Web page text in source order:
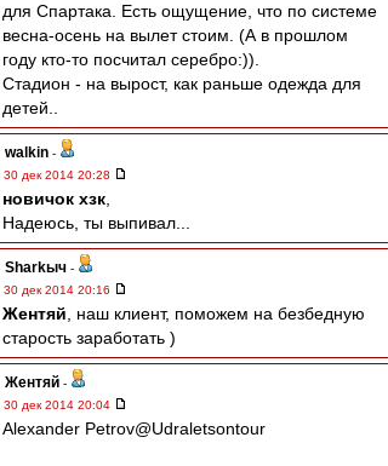
для Спартака. Есть ощущение, что по системе
весна-осень на вылет стоим. (А в прошлом
году кто-то посчитал серебро:)).
Стадион - на вырост, как раньше одежда для
детей..
walkin -
30 дек 2014 20:28
новичок хзк
Надеюсь, ты выпивал...
Sharkыч -
30 дек 2014 20:16
Жентяй , наш клиент, поможем на безбедную
старость заработать )
Жентяй -
30 дек 2014 20:04
Alexander Petrov@Udraletsontour